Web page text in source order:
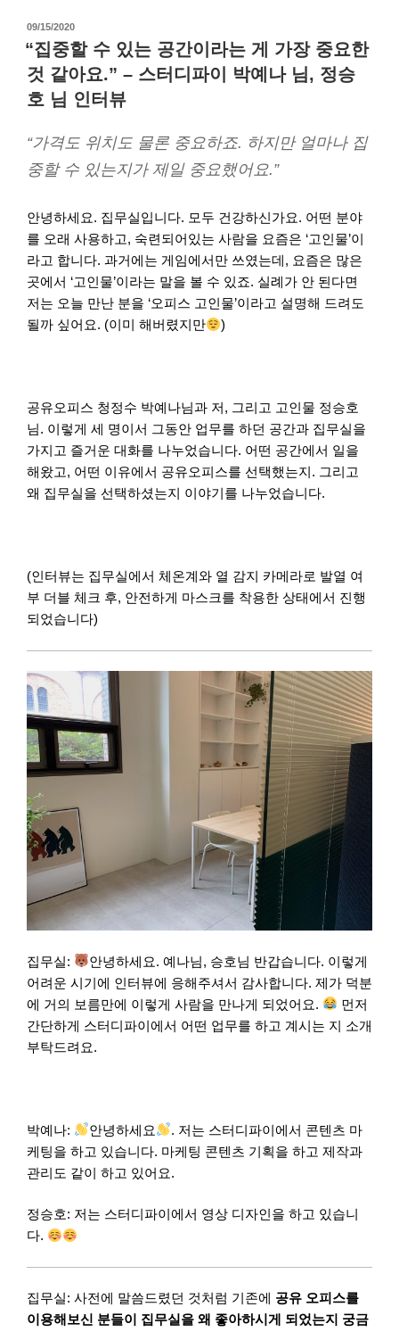
09/15/2020
“집중할 수 있는 공간이라는 게 가장 중요한
것 같아요.” – 스터디파이 박예나 님, 정승
호 님 인터뷰
“가격도 위치도 물론 중요하죠. 하지만 얼마나 집
중할 수 있는지가 제일 중요했어요.”
안녕하세요. 집무실입니다. 모두 건강하신가요. 어떤 분야
를 오래 사용하고, 숙련되어있는 사람을 요즘은 ‘고인물’이
라고 합니다. 과거에는 게임에서만 쓰였는데, 요즘은 많은
곳에서 ‘고인물’이라는 말을 볼 수 있죠. 실례가 안 된다면
저는 오늘 만난 분을 ‘오피스 고인물’이라고 설명해 드려도
될까 싶어요. (이미 해버렸지만
)
공유오피스 청정수 박예나님과 저, 그리고 고인물 정승호
님. 이렇게 세 명이서 그동안 업무를 하던 공간과 집무실을
가지고 즐거운 대화를 나누었습니다. 어떤 공간에서 일을
해왔고, 어떤 이유에서 공유오피스를 선택했는지. 그리고
왜 집무실을 선택하셨는지 이야기를 나누었습니다.
(인터뷰는 집무실에서 체온계와 열 감지 카메라로 발열 여
부 더블 체크 후, 안전하게 마스크를 착용한 상태에서 진행
되었습니다)
집무실:
안녕하세요. 예나님, 승호님 반갑습니다. 이렇게
어려운 시기에 인터뷰에 응해주셔서 감사합니다. 제가 덕분
에 거의 보름만에 이렇게 사람을 만나게 되었어요.
먼저
간단하게 스터디파이에서 어떤 업무를 하고 계시는 지 소개
부탁드려요.
박예나: 안녕하세요
. 저는 스터디파이에서 콘텐츠 마
케팅을 하고 있습니다. 마케팅 콘텐츠 기획을 하고 제작과
관리도 같이 하고 있어요.
정승호: 저는 스터디파이에서 영상 디자인을 하고 있습니
다.
집무실: 사전에 말씀드렸던 것처럼 기존에 공유 오피스를
이용해보신 분들이 집무실을 왜 좋아하시게 되었는지 궁금